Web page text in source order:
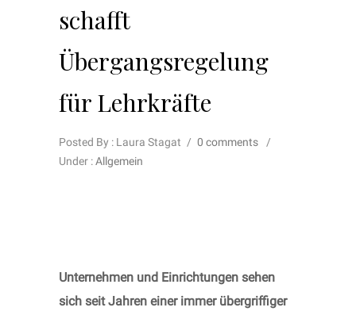
schafft
Übergangsregelung
für Lehrkräfte
Posted By : Laura Stagat / 0 comments
/
Under :Allgemein
Unternehmen und Einrichtungen sehen
sich seit Jahren einer immer übergriffiger